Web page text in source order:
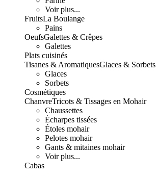
Voir plus...
FruitsLa Boulange
Pains
OeufsGalettes & Crêpes
Galettes
Plats cuisinés
Tisanes & AromatiquesGlaces & Sorbets
Glaces
Sorbets
Cosmétiques
ChanvreTricots & Tissages en Mohair
Chaussettes
Écharpes tissées
Étoles mohair
Pelotes mohair
Gants & mitaines mohair
Voir plus...
Cabas